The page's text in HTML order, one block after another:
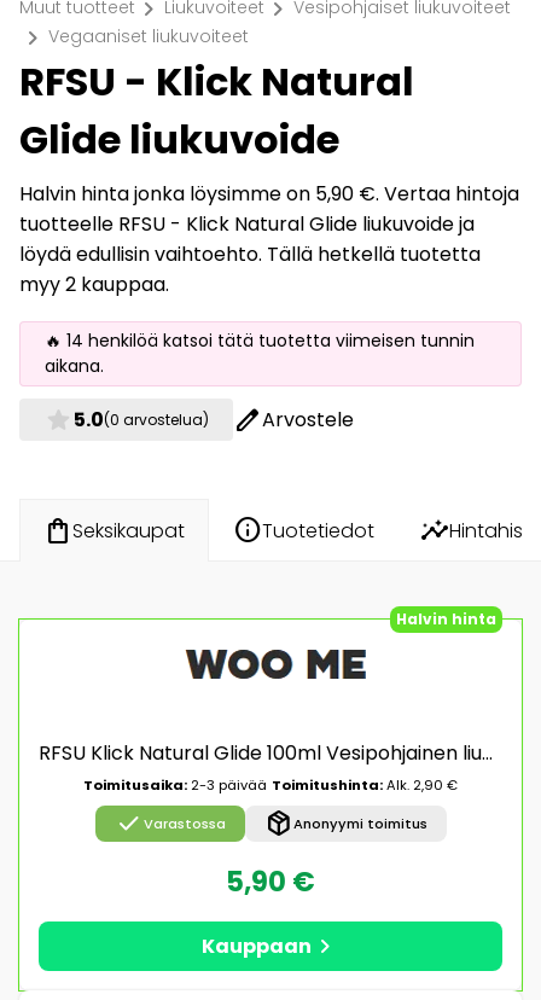
Muut tuotteet chevron_right Liukuvoiteet chevron_right Vesipohjaiset liukuvoiteet
chevron_right Vegaaniset liukuvoiteet
RFSU - Klick Natural
Glide liukuvoide
Halvin hinta jonka löysimme on 5,90 €. Vertaa hintoja
tuotteelle RFSU - Klick Natural Glide liukuvoide ja
löydä edullisin vaihtoehto. Tällä hetkellä tuotetta
myy 2 kauppaa.
🔥 14 henkilöä katsoi tätä tuotetta viimeisen tunnin
aikana.
star 5.0(0 arvostelua) editArvostele
shopping_bagSeksikaupat infoTuotetiedot insights
Halvin hinta
RFSU Klick Natural Glide 100ml Vesipohjainen liukuvoide
Toimitusaika: 2-3 päivää Toimitushinta:Alk. 2,90 €
check Varastossa package_2Anonyymi toimitus
5,90 €
Kauppaan chevron_right